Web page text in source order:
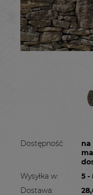
Dostępność:
na
Wysyłka w:
5 -
Dostawa: